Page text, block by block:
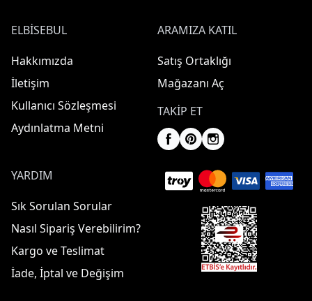
ELBISEBUL
Hakkımızda
İletişim
Kullanıcı Sözleşmesi
Aydınlatma Metni
ARAMIZA KATIL
Satış Ortaklığı
Mağazanı Aç
TAKIP ET
YARDIM
Sık Sorulan Sorular
Nasıl Sipariş Verebilirim?
Kargo ve Teslimat
İade, İptal ve Değişim